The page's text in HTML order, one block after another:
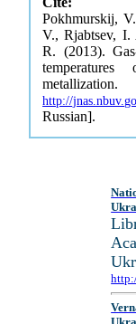
Pokhmurskij,
V., Rjabtsev,
R. (2013).
http://
Russian].